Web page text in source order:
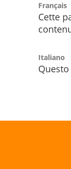
Français
Cette
Italiano